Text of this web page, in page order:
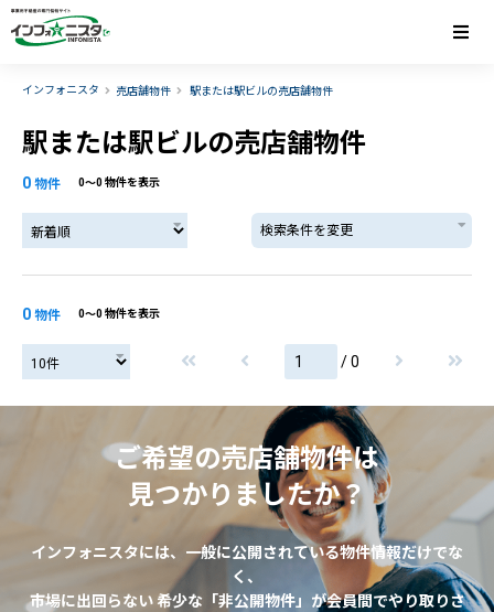
インフォニスタ 売店舗物件 駅または駅ビルの売店舗物件
駅または駅ビルの売店舗物件
0 物件 0〜0 物件を表示
検索条件を変更
0 物件 0〜0 物件を表示
/ 0
ご希望の売店舗物件は
見つかりましたか？
インフォニスタには、一般に公開されている物件情報だけでな
く、
市場に出回らない 希少な「非公開物件」が会員間でやり取りさ